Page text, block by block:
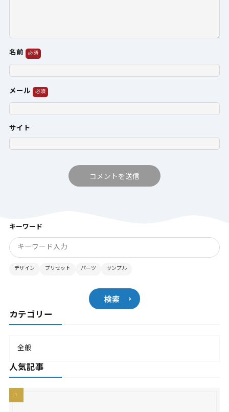
名前
メール
サイト
キーワード
デザイン プリセット パーツ サンプル
検索
カテゴリー
全般
人気記事